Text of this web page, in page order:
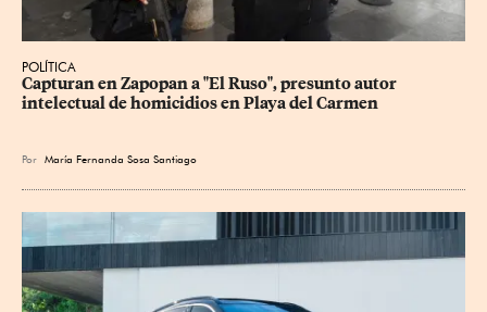
POLÍTICA
Capturan en Zapopan a "El Ruso", presunto autor
intelectual de homicidios en Playa del Carmen
Por María Fernanda Sosa Santiago